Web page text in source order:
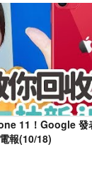
11！Google
報(10/18)